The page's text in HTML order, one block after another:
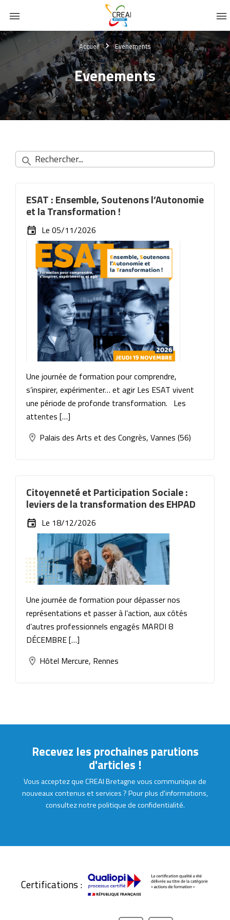
Passer
navigation
principale
Passer
principal
Passer
page
Accueil Evenements
Evenements
ESAT : Ensemble, Soutenons l’Autonomie
et la Transformation !
Le 05/11/2026
Une journée de formation pour comprendre,
s’inspirer, expérimenter… et agir Les ESAT vivent
une période de profonde transformation. Les
attentes […]
Palais des Arts et des Congrès, Vannes (56)
Citoyenneté et Participation Sociale :
leviers de la transformation des EHPAD
Le 18/12/2026
Une journée de formation pour dépasser nos
représentations et passer à l’action, aux côtés
d’autres professionnels engagés MARDI 8
DÉCEMBRE […]
Hôtel Mercure, Rennes
Recevez les prochaines parutions
d'articles !
Vous acceptez que CREAI Bretagne vous communique de
nouveaux contenus et services ? Pour plus d'informations,
consultez notre politique de confidentialité.
Certifications :